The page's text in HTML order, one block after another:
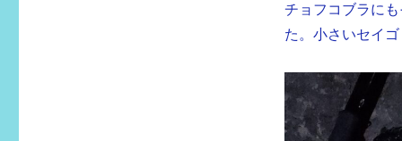
チョフコブラに
た。小さいセイ